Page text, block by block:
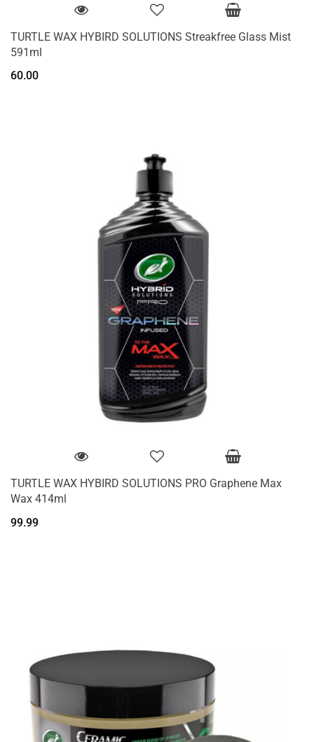
TURTLE WAX HYBIRD SOLUTIONS Streakfree Glass Mist
591ml
60.00
TURTLE WAX HYBIRD SOLUTIONS PRO Graphene Max
Wax 414ml
99.99